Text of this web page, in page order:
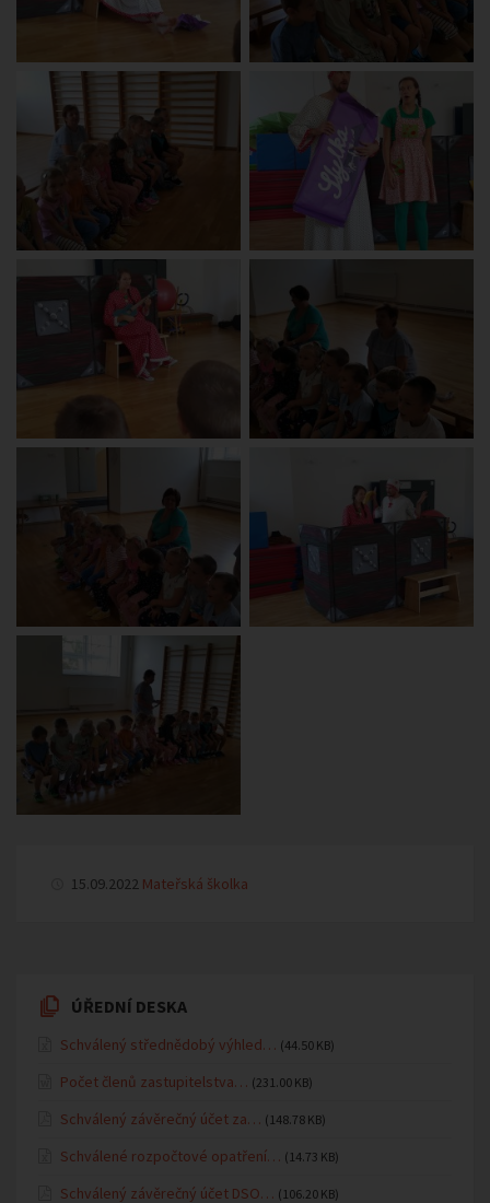
15.09.2022 Mateřská školka
ÚŘEDNÍ DESKA
Schválený střednědobý výhled… (44.50 KB)
Počet členů zastupitelstva… (231.00 KB)
Schválený závěrečný účet za… (148.78 KB)
Schválené rozpočtové opatření… (14.73 KB)
Schválený závěrečný účet DSO… (106.20 KB)